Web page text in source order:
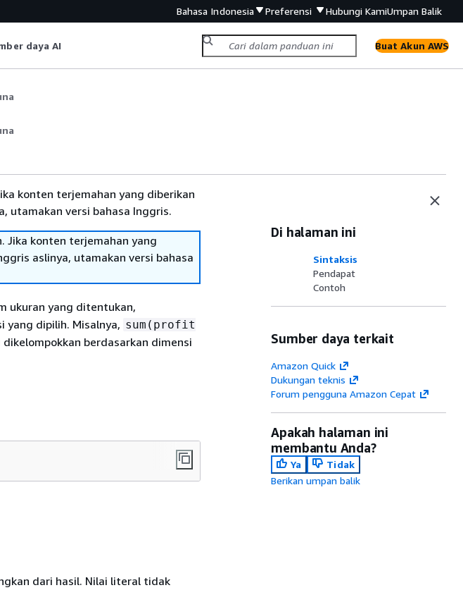
Bahasa Indonesia Preferensi Hubungi KamiUmpan Balik
daya AI Buat Akun AWS
konten terjemahan yang diberikan
utamakan versi bahasa Inggris.
Jika konten terjemahan yang
aslinya, utamakan versi bahasa
ukuran yang ditentukan,
yang dipilih. Misalnya, sum(profit
berdasarkan dimensi
dari hasil. Nilai literal tidak
Di halaman ini
Sintaksis
Pendapat
Contoh
Sumber daya terkait
Amazon Quick
Dukungan teknis
Forum pengguna Amazon Cepat
Apakah halaman ini
membantu Anda?
Ya
Tidak
Berikan umpan balik